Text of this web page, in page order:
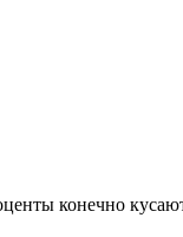
конечно